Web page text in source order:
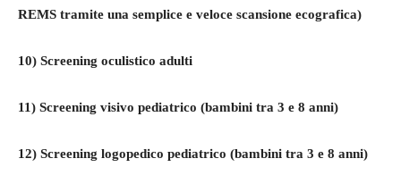
REMS tramite una semplice e veloce scansione ecografica)
10) Screening oculistico adulti
11) Screening visivo pediatrico (bambini tra 3 e 8 anni)
12) Screening logopedico pediatrico (bambini tra 3 e 8 anni)